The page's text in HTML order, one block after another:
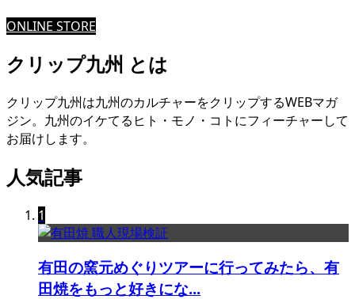
ONLINE STORE
クリップ九州 とは
クリップ九州は九州のカルチャーをクリップするWEBマガ
ジン。九州のイケてるヒト・モノ・コトにフィーチャーして
お届けします。
人気記事
1
有田の窯元めぐりツアーに行ってみたら、有
田焼をもっと好きにな...